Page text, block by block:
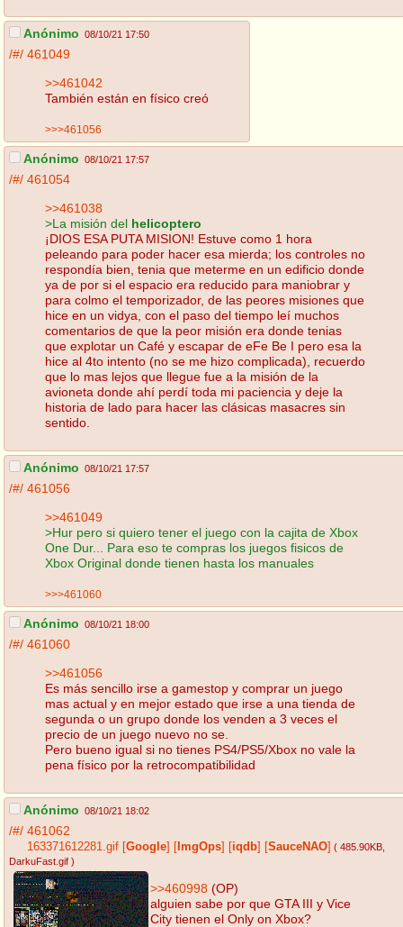
Anónimo 08/10/21 17:50
/#/ 461049
>>461042
También están en físico creó
>>>461056
Anónimo 08/10/21 17:57
/#/ 461054
>>461038
>La misión del helicoptero
¡DIOS ESA PUTA MISION! Estuve como 1 hora
peleando para poder hacer esa mierda; los controles no
respondía bien, tenia que meterme en un edificio donde
ya de por si el espacio era reducido para maniobrar y
para colmo el temporizador, de las peores misiones que
hice en un vidya, con el paso del tiempo leí muchos
comentarios de que la peor misión era donde tenias
que explotar un Café y escapar de eFe Be I pero esa la
hice al 4to intento (no se me hizo complicada), recuerdo
que lo mas lejos que llegue fue a la misión de la
avioneta donde ahí perdí toda mi paciencia y deje la
historia de lado para hacer las clásicas masacres sin
sentido.
Anónimo 08/10/21 17:57
/#/ 461056
>>461049
>Hur pero si quiero tener el juego con la cajita de Xbox
One Dur... Para eso te compras los juegos fisicos de
Xbox Original donde tienen hasta los manuales
>>>461060
Anónimo 08/10/21 18:00
/#/ 461060
>>461056
Es más sencillo irse a gamestop y comprar un juego
mas actual y en mejor estado que irse a una tienda de
segunda o un grupo donde los venden a 3 veces el
precio de un juego nuevo no se.
Pero bueno igual si no tienes PS4/PS5/Xbox no vale la
pena físico por la retrocompatibilidad
Anónimo 08/10/21 18:02
/#/ 461062
163371612281.gif Google ImgOps iqdb SauceNAO ( 485.90KB
DarkuFast.gif )
>>460998 (OP)
alguien sabe por que GTA III y Vice
City tienen el Only on Xbox?